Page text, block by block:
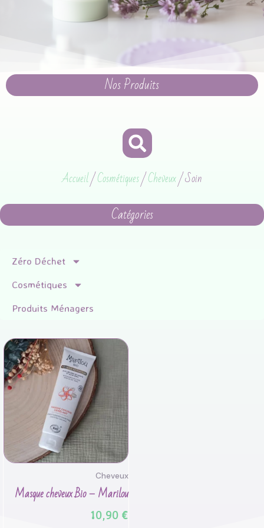
Nos Produits
Accueil/Cosmétiques/Cheveux/ Soin
Catégories
Zéro Déchet
Cosmétiques
Produits Ménagers
Cheveux
Masque cheveux Bio – Marilou
10,90 €